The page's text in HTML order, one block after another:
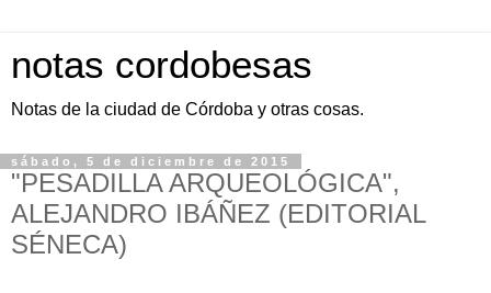
notas cordobesas
Notas de la ciudad de Córdoba y otras cosas.
sábado, 5 de diciembre de 2015
"PESADILLA ARQUEOLÓGICA",
ALEJANDRO IBÁÑEZ (EDITORIAL
SÉNECA)